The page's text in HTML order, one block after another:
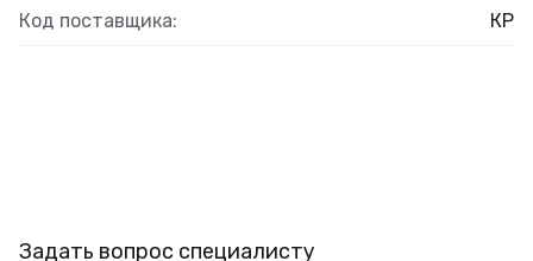
Код поставщика: КР
Задать вопрос специалисту